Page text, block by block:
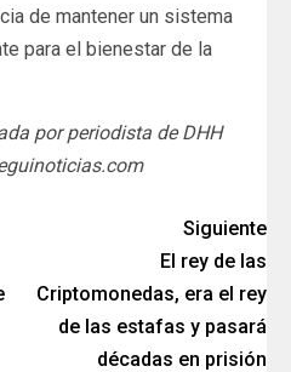
de mantener un sistema
para el bienestar de la
por periodista de DHH
Siguiente
El rey de las
Criptomonedas, era el rey
de las estafas y pasará
décadas en prisión